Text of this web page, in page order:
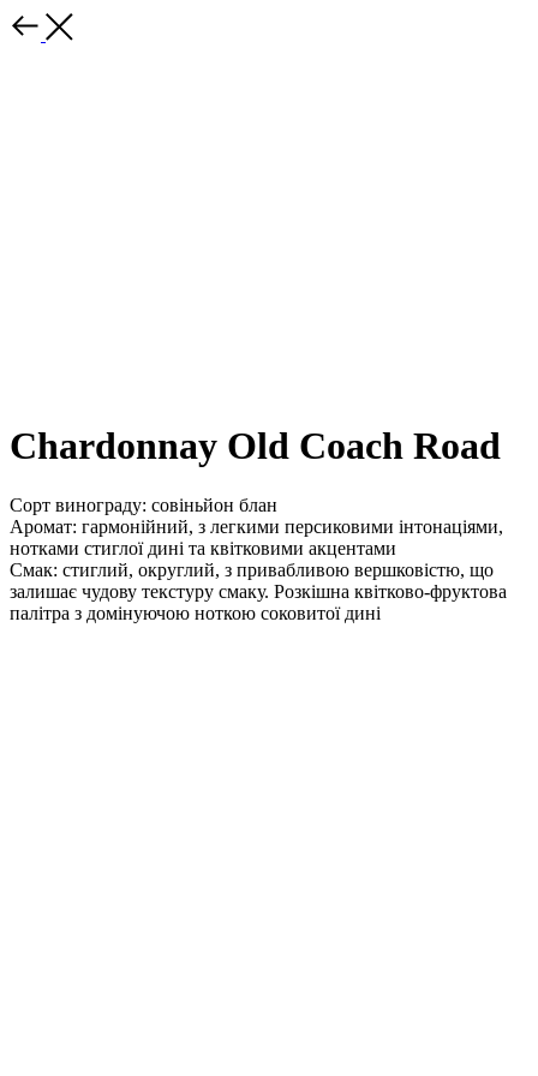
Chardonnay Old Coach Road
Сорт винограду: совіньйон блан
Аромат: гармонійний, з легкими персиковими інтонаціями,
нотками стиглої дині та квітковими акцентами
Смак: стиглий, округлий, з привабливою вершковістю, що
залишає чудову текстуру смаку. Розкішна квітково-фруктова
палітра з домінуючою ноткою соковитої дині